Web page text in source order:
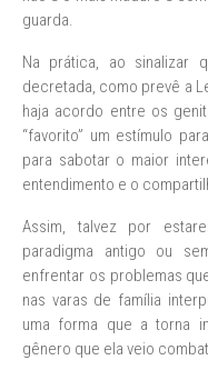
guarda.
Na prática, ao sinalizar
decretada, como prevê a
haja acordo entre os
“favorito” um estímulo
para sabotar o maior
entendimento e o
Assim, talvez por
paradigma antigo ou
enfrentar os problemas
nas varas de família
uma forma que a torna
gênero que ela veio